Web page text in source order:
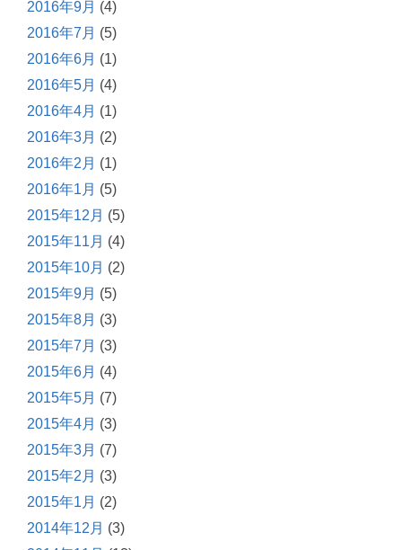
2016年9月 (4)
2016年7月 (5)
2016年6月 (1)
2016年5月 (4)
2016年4月 (1)
2016年3月 (2)
2016年2月 (1)
2016年1月 (5)
2015年12月 (5)
2015年11月 (4)
2015年10月 (2)
2015年9月 (5)
2015年8月 (3)
2015年7月 (3)
2015年6月 (4)
2015年5月 (7)
2015年4月 (3)
2015年3月 (7)
2015年2月 (3)
2015年1月 (2)
2014年12月 (3)